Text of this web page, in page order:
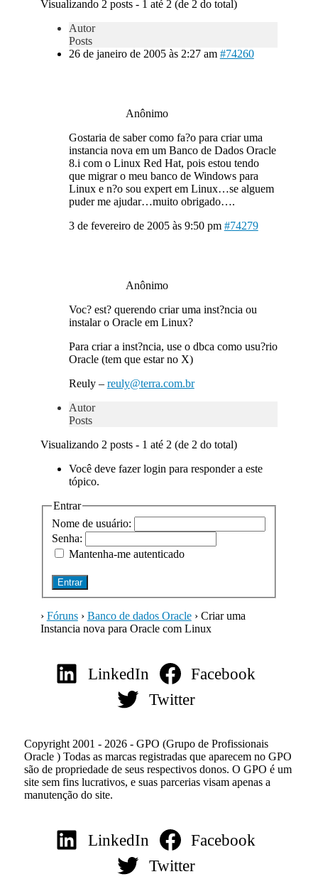
Visualizando 2 posts - 1 até 2 (de 2 do total)
Autor
Posts
26 de janeiro de 2005 às 2:27 am #74260
Anônimo
Gostaria de saber como fa?o para criar uma
instancia nova em um Banco de Dados Oracle
8.i com o Linux Red Hat, pois estou tendo
que migrar o meu banco de Windows para
Linux e n?o sou expert em Linux…se alguem
puder me ajudar…muito obrigado….
3 de fevereiro de 2005 às 9:50 pm #74279
Anônimo
Voc? est? querendo criar uma inst?ncia ou
instalar o Oracle em Linux?
Para criar a inst?ncia, use o dbca como usu?rio
Oracle (tem que estar no X)
Reuly – reuly@terra.com.br
Autor
Posts
Visualizando 2 posts - 1 até 2 (de 2 do total)
Você deve fazer login para responder a este
tópico.
Entrar
Nome de usuário:
Senha:
Mantenha-me autenticado
Entrar
› Fóruns › Banco de dados Oracle › Criar uma
Instancia nova para Oracle com Linux
LinkedIn
Facebook
Twitter
Copyright 2001 - 2026 - GPO (Grupo de Profissionais
Oracle ) Todas as marcas registradas que aparecem no GPO
são de propriedade de seus respectivos donos. O GPO é um
site sem fins lucrativos, e suas parcerias visam apenas a
manutenção do site.
LinkedIn
Facebook
Twitter